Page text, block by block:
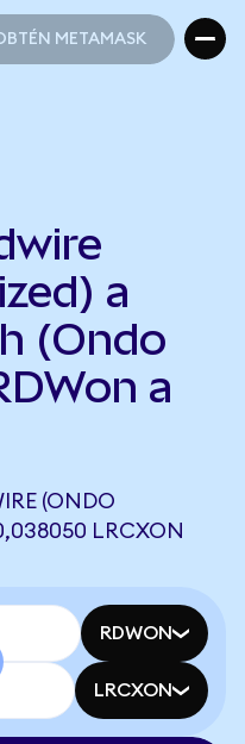
METAMASK
a
(Ondo
a
(ONDO
LRCXON
RDWON
LRCXON